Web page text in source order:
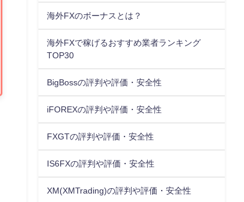
海外FXのボーナスとは？
海外FXで稼げるおすすめ業者ランキング
TOP30
BigBossの評判や評価・安全性
iFOREXの評判や評価・安全性
FXGTの評判や評価・安全性
IS6FXの評判や評価・安全性
XM(XMTrading)の評判や評価・安全性